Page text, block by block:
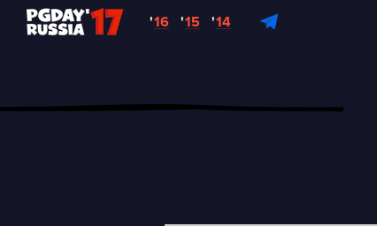
'16 '15 '14